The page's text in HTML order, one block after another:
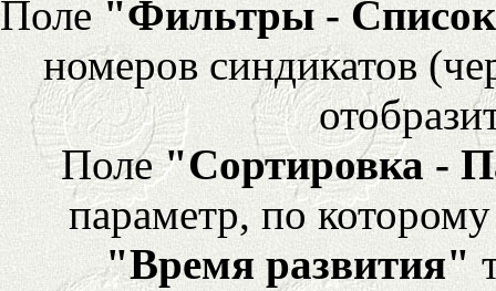
Поле "Фильтры -
номеров синдикатов
Поле"Сортировка -
параметр, по
"Время развития"